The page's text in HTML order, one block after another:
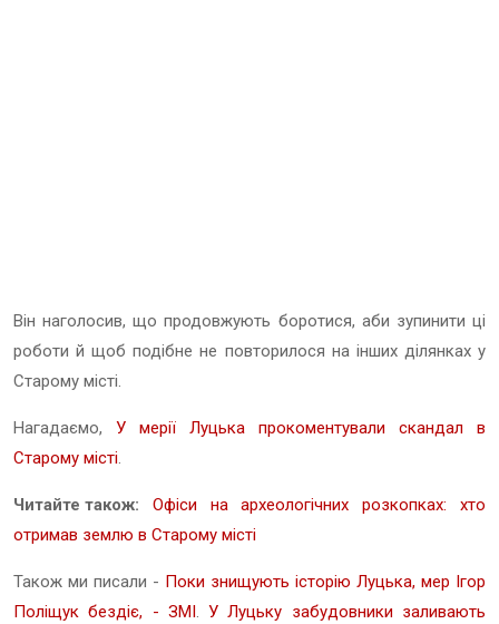
Він наголосив, що продовжують боротися, аби зупинити ці
роботи й щоб подібне не повторилося на інших ділянках у
Старому місті.
Нагадаємо, У мерії Луцька прокоментували скандал в
Старому місті.
Читайте також:
Офіси на археологічних розкопках: хто
отримав землю в Старому місті
Також ми писали - Поки знищують історію Луцька, мер Ігор
Поліщук бездіє, - ЗМІ.У Луцьку забудовники заливають